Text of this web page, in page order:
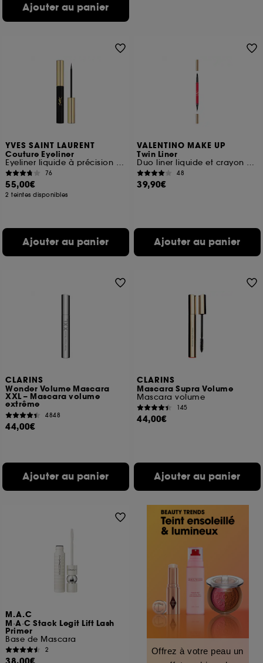
Ajouter au panier
YVES SAINT LAURENT
Couture Eyeliner
Eyeliner liquide à précision extrême
76
55,00€
2 teintes disponibles
Ajouter au panier
VALENTINO MAKE UP
Twin Liner
Duo liner liquide et crayon coloré tenue 16h
48
39,90€
Ajouter au panier
CLARINS
Wonder Volume Mascara
XXL – Mascara volume
extrême
4848
44,00€
Ajouter au panier
CLARINS
Mascara Supra Volume
Mascara volume
145
44,00€
Ajouter au panier
M.A.C
M·A·C Stack Legit Lift Lash
Primer
Base de Mascara
2
Offrez à votre peau un